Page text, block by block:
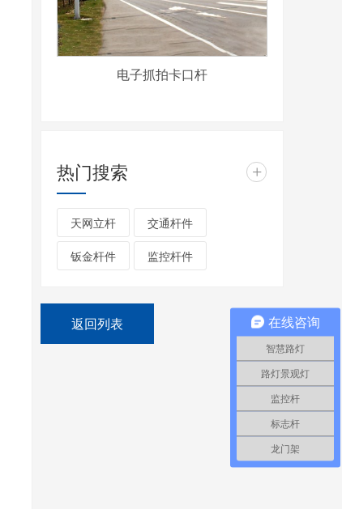
电子抓拍卡口杆
热门搜索 +
天网立杆 交通杆件
钣金杆件 监控杆件
返回列表 在线咨询
智慧路灯
路灯景观灯
监控杆
标志杆
龙门架